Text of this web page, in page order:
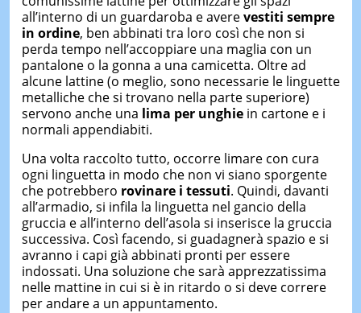
all’interno di un guardaroba e averevestiti sempre
in ordine, ben abbinati tra loro così che non si
perda tempo nell’accoppiare una maglia con un
pantalone o la gonna a una camicetta. Oltre ad
alcune lattine (o meglio, sono necessarie le linguette
metalliche che si trovano nella parte superiore)
servono anche una lima per unghiein cartone e i
normali appendiabiti.
Una volta raccolto tutto, occorre limare con cura
ogni linguetta in modo che non vi siano sporgente
che potrebbero rovinare i tessuti. Quindi, davanti
all’armadio, si infila la linguetta nel gancio della
gruccia e all’interno dell’asola si inserisce la gruccia
successiva. Così facendo, si guadagnerà spazio e si
avranno i capi già abbinati pronti per essere
indossati. Una soluzione che sarà apprezzatissima
nelle mattine in cui si è in ritardo o si deve correre
per andare a un appuntamento.